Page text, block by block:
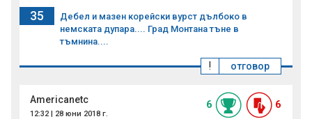
35
Дебел и мазен корейски вурст дълбоко в
немската дупара.... Град Монтана тъне в
тъмнина....
отговор
!
Americanetc
12:32 | 28 юни 2018 г.
6 6